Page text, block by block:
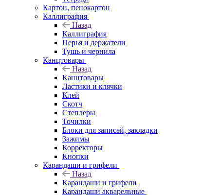
Картон, пенокартон
Каллиграфия
Назад
Каллиграфия
Перья и держатели
Тушь и чернила
Канцтовары
Назад
Канцтовары
Ластики и клячки
Клей
Скотч
Степлеры
Точилки
Блоки для записей, закладки
Зажимы
Корректоры
Кнопки
Карандаши и грифели
Назад
Карандаши и грифели
Карандаши акварельные